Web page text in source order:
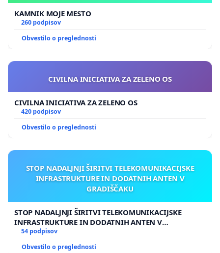
KAMNIK MOJE MESTO
260 podpisov
Obvestilo o preglednosti
CIVILNA INICIATIVA ZA ZELENO OS
CIVILNA INICIATIVA ZA ZELENO OS
420 podpisov
Obvestilo o preglednosti
STOP NADALJNJI ŠIRITVI TELEKOMUNIKACIJSKE
INFRASTRUKTURE IN DODATNIH ANTEN V
GRADIŠČAKU
STOP NADALJNJI ŠIRITVI TELEKOMUNIKACIJSKE
INFRASTRUKTURE IN DODATNIH ANTEN V
GRADIŠČAKU
54 podpisov
Obvestilo o preglednosti